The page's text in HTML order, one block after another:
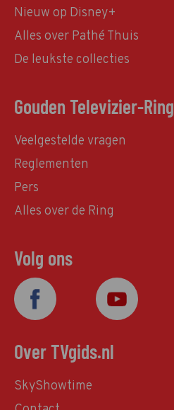
Nieuw op Disney+
Alles over Pathé Thuis
De leukste collecties
Gouden Televizier-Ring
Veelgestelde vragen
Reglementen
Pers
Alles over de Ring
Volg ons
Over TVgids.nl
SkyShowtime